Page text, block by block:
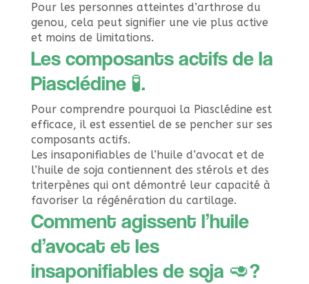
Pour les personnes atteintes d’arthrose du
genou, cela peut signifier une vie plus active
et moins de limitations.
Les composants actifs de la
Piasclédine 🧪.
Pour comprendre pourquoi la Piasclédine est
efficace, il est essentiel de se pencher sur ses
composants actifs.
Les insaponifiables de l’huile d’avocat et de
l’huile de soja contiennent des stérols et des
triterpènes qui ont démontré leur capacité à
favoriser la régénération du cartilage.
Comment agissent l’huile
d’avocat et les
insaponifiables de soja 🥑?